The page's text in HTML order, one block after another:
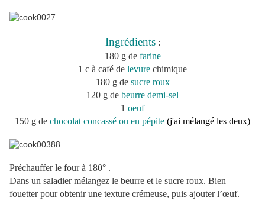
Ingrédients:
180 g de farine
1 c à café de levure chimique
180 g de sucre roux
120 g de beurre demi-sel
1 oeuf
150 g de chocolat concassé ou en pépite (j'ai mélangé les deux)
Préchauffer le four à 180° .
Dans un saladier mélangez le beurre et le sucre roux. Bien
fouetter pour obtenir une texture crémeuse, puis ajouter l’œuf.